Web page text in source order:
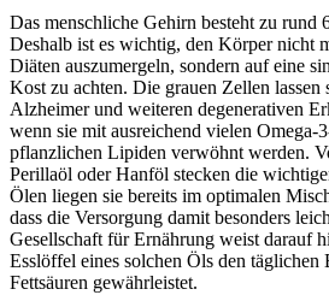
Das menschliche Gehirn besteht zu rund
Deshalb ist es wichtig, den Körper nicht
Diäten auszumergeln, sondern auf eine
Kost zu achten. Die grauen Zellen lassen
Alzheimer und weiteren degenerativen
wenn sie mit ausreichend vielen Omega-
pflanzlichen Lipiden verwöhnt werden.
Perillaöl oder Hanföl stecken die
Ölen liegen sie bereits im optimalen
dass die Versorgung damit besonders
Gesellschaft für Ernährung weist darauf
Esslöffel eines solchen Öls den täglichen
Fettsäuren gewährleistet.